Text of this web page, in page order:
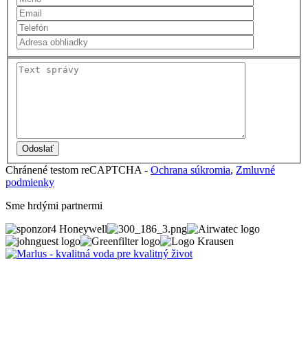
Chránené testom reCAPTCHA - Ochrana súkromia, Zmluvné
podmienky
Sme hrdými partnermi